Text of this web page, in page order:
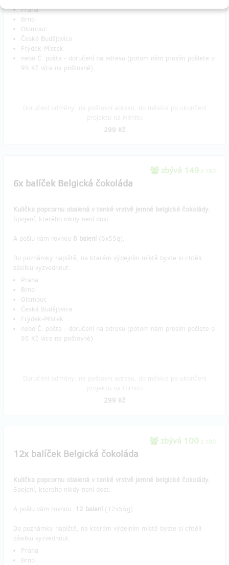
Praha
Brno
Olomouc
České Budějovice
Frýdek-Místek
nebo Č. pošta - doručení na adresu (potom nám prosím pošlete o
95 Kč více na poštovné)
299 Kč
zbývá 149 z 150
6x balíček Belgická čokoláda
Kulička popcornu obalená v tenké vrstvě jemné belgické čokolády.
Spojení, kterého nikdy není dost.
A pošlu vám rovnou 6 balení (6x55g).
Do poznámky napiště, na kterém výdejním místě byste si chtěli
zásilku vyzvednout:
Praha
Brno
Olomouc
České Budějovice
Frýdek-Místek
nebo Č. pošta - doručení na adresu (potom nám prosím pošlete o
95 Kč více na poštovné)
299 Kč
zbývá 100 z 100
12x balíček Belgická čokoláda
Kulička popcornu obalená v tenké vrstvě jemné belgické čokolády.
Spojení, kterého nikdy není dost.
A pošlu vám rovnou 12 balení (12x55g).
Do poznámky napiště, na kterém výdejním místě byste si chtěli
zásilku vyzvednout:
Praha
Brno